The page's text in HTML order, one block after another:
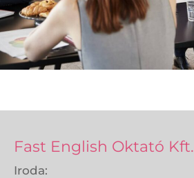
Fast English Oktató Kft.
Iroda: